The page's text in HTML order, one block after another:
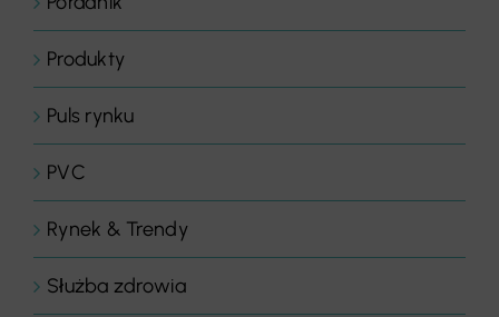
Produkty
Puls rynku
PVC
Rynek & Trendy
Służba zdrowia